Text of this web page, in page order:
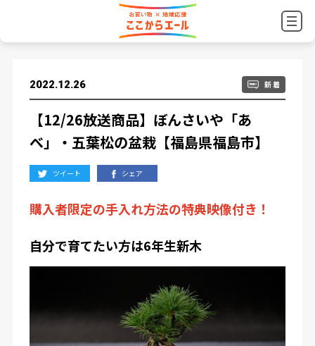
2022.12.26 新 着
【12/26放送商品】ぼんさいや「あ
べ」・五葉松の盆栽【福島県福島市】
ツイート シェア
購入者限定の手入れ方法の特典映像付き！
自分で育てたい方は6年生新木